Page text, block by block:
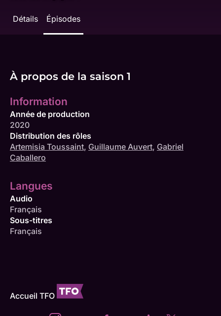
Détails Épisodes
À propos de la saison 1
Information
Année de production
2020
Distribution des rôles
Artemisia Toussaint, Guillaume Auvert, Gabriel
Caballero
Langues
Audio
Français
Sous-titres
Français
Accueil TFO